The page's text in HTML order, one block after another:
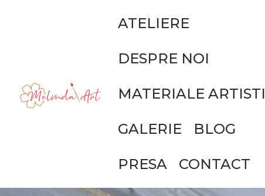
ATELIERE
DESPRE NOI
MATERIALE ARTISTI
GALERIE BLOG
PRESA CONTACT